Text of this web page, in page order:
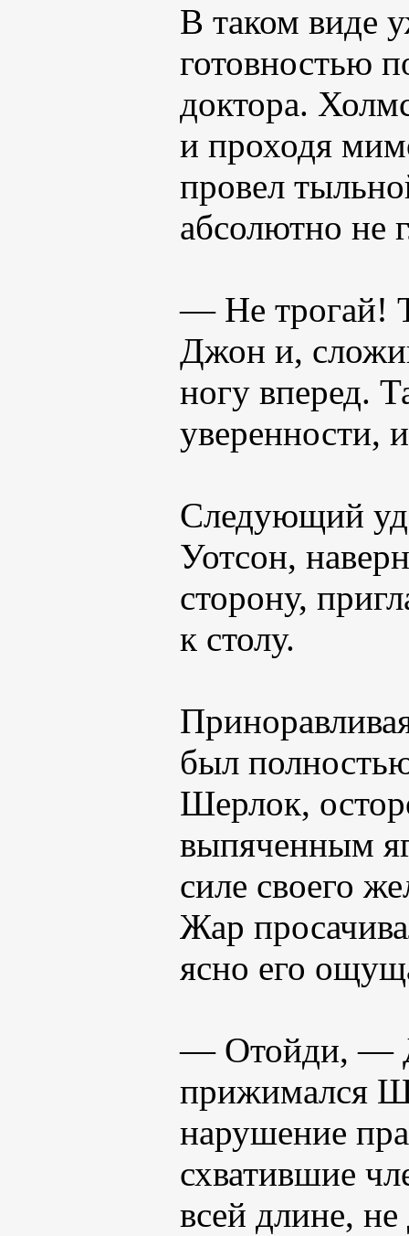
В таком виде
готовностью
доктора.
и проходя
провел
абсолютно не
— Не трогай!
Джон и,
ногу вперед.
уверенности,
Следующий
Уотсон,
сторону,
к столу.
был
Шерлок,
выпяченным
силе своего
Жар
ясно его
— Отойди, —
прижимался
нарушение
схватившие
всей длине,